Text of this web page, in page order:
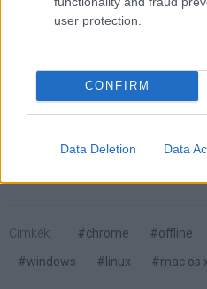
user protection.
CONFIRM
Data Deletion Data
(Forrás:Neowin)
Pulzusméréssel segíti a
balatoni kardioösvény (X)
Balatonalmádiban.
Címkék: #chrome #offline
#windows
#linux #mac os